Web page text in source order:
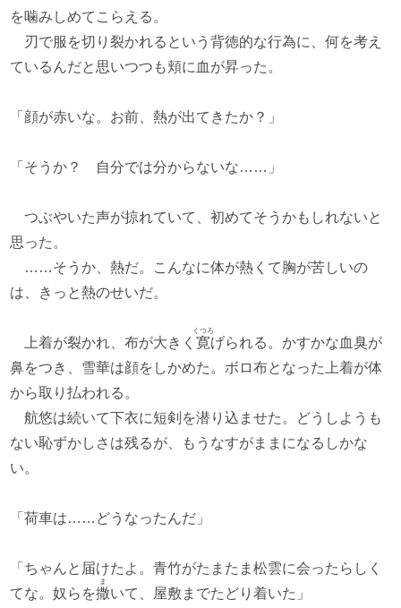
を噛みしめてこらえる。
刃で服を切り裂かれるという背徳的な行為に、何を考え
ているんだと思いつつも頬に血が昇った。
「顔が赤いな。お前、熱が出てきたか？」
「そうか？ 自分では分からないな……」
つぶやいた声が掠れていて、初めてそうかもしれないと
思った。
……そうか、熱だ。こんなに体が熱くて胸が苦しいの
は、きっと熱のせいだ。
上着が裂かれ、布が大きく寛
くつろ
げられる。かすかな血臭が
鼻をつき、雪華は顔をしかめた。ボロ布となった上着が体
から取り払われる。
航悠は続いて下衣に短剣を潜り込ませた。どうしようも
ない恥ずかしさは残るが、もうなすがままになるしかな
い。
「荷車は……どうなったんだ」
「ちゃんと届けたよ。青竹がたまたま松雲に会ったらしく
てな。奴らを撒
ま
いて、屋敷までたどり着いた」